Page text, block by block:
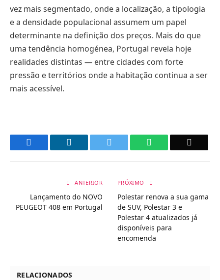
vez mais segmentado, onde a localização, a tipologia
e a densidade populacional assumem um papel
determinante na definição dos preços. Mais do que
uma tendência homogénea, Portugal revela hoje
realidades distintas — entre cidades com forte
pressão e territórios onde a habitação continua a ser
mais acessível.
WhatsApp
ANTERIOR
Lançamento do NOVO
PEUGEOT 408 em Portugal
PRÓXIMO
Polestar renova a sua gama
de SUV, Polestar 3 e
Polestar 4 atualizados já
disponíveis para
encomenda
RELACIONADOS